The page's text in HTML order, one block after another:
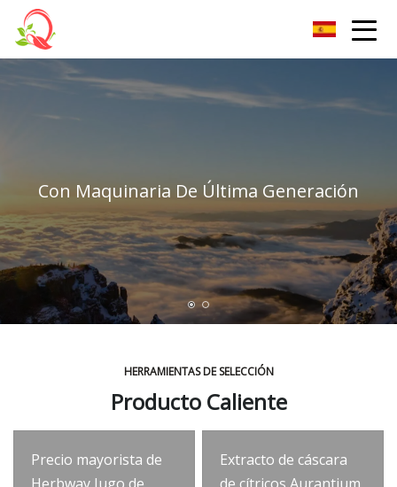
Con Maquinaria De Última Generación
HERRAMIENTAS DE SELECCIÓN
Producto Caliente
Precio mayorista de
Extracto de cáscara